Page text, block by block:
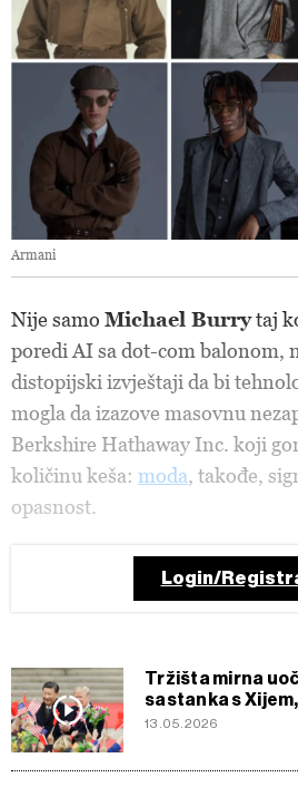
Armani
Nije samo Michael Burrytaj
poredi AI sa dot-com balonom,
distopijski izvještaji da bi
mogla da izazove masovnu
Berkshire Hathaway Inc. koji
količinu keša: moda, takođe,
opasnost.
Login/
Tržišta mirna
sastanka s
13.05.2026